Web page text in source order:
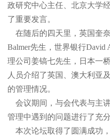
政研究中心主任、北京大学
了重要发言。
在随后的四天里，英国奎
Balmer先生，世界银行David
理公司姜镐七先生，日本一
人员介绍了英国、澳大利亚
的管理情况。
会议期间，与会代表与主
管理中遇到的问题进行了充分
本次论坛取得了圆满成功